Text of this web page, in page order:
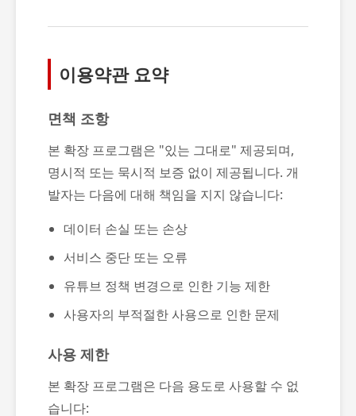
이용약관 요약
면책 조항
본 확장 프로그램은 "있는 그대로" 제공되며,
명시적 또는 묵시적 보증 없이 제공됩니다. 개
발자는 다음에 대해 책임을 지지 않습니다:
데이터 손실 또는 손상
서비스 중단 또는 오류
유튜브 정책 변경으로 인한 기능 제한
사용자의 부적절한 사용으로 인한 문제
사용 제한
본 확장 프로그램은 다음 용도로 사용할 수 없
습니다: